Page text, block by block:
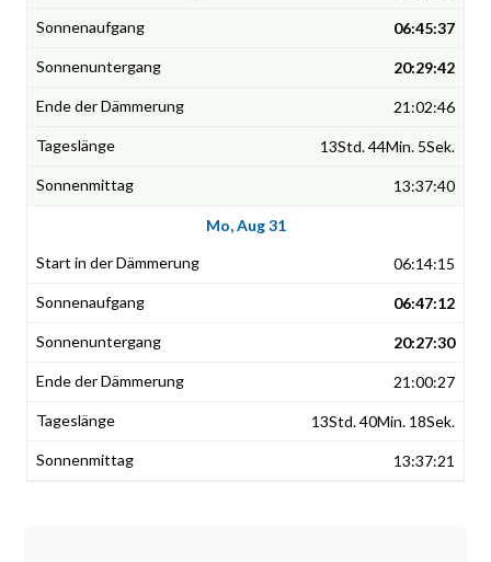
06:45:37
20:29:42
21:02:46
13Std. 44Min. 5Sek.
13:37:40
Mo, Aug 31
06:14:15
06:47:12
20:27:30
21:00:27
13Std. 40Min. 18Sek.
13:37:21